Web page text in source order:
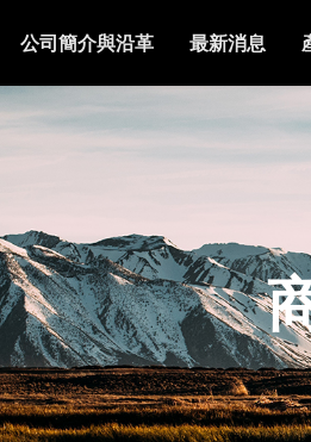
公司簡介與沿革 最新消息